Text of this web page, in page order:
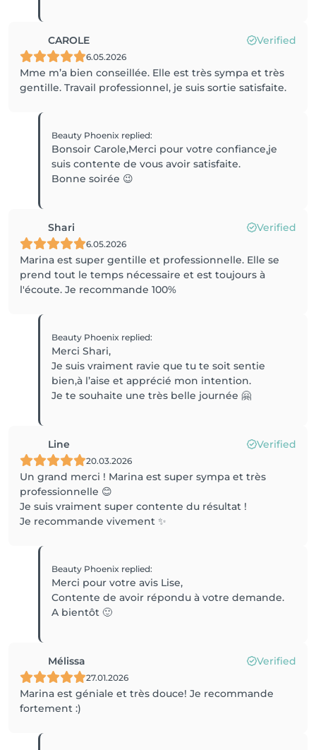
CAROLE Verified
6.05.2026
Mme m’a bien conseillée. Elle est très sympa et très
gentille. Travail professionnel, je suis sortie satisfaite.
Beauty Phoenix replied:
Bonsoir Carole,Merci pour votre confiance,je
suis contente de vous avoir satisfaite.
Bonne soirée 😉
Shari Verified
6.05.2026
Marina est super gentille et professionnelle. Elle se
prend tout le temps nécessaire et est toujours à
l'écoute. Je recommande 100%
Beauty Phoenix replied:
Merci Shari,
Je suis vraiment ravie que tu te soit sentie
bien,à l’aise et apprécié mon intention.
Je te souhaite une très belle journée 🤗
Line Verified
20.03.2026
Un grand merci ! Marina est super sympa et très
professionnelle 😊
Je suis vraiment super contente du résultat !
Je recommande vivement ✨
Beauty Phoenix replied:
Merci pour votre avis Lise,
Contente de avoir répondu à votre demande.
A bientôt 🙂
Mélissa Verified
27.01.2026
Marina est géniale et très douce! Je recommande
fortement :)